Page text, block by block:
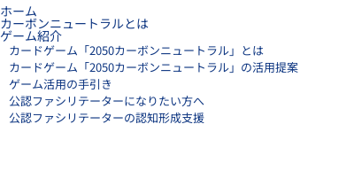
ホーム
カーボンニュートラルとは
ゲーム紹介
カードゲーム「2050カーボンニュートラル」とは
カードゲーム「2050カーボンニュートラル」の活用提案
ゲーム活用の手引き
公認ファシリテーターになりたい方へ
公認ファシリテーターの認知形成支援